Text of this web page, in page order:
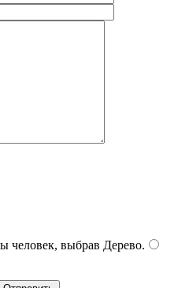
человек, выбрав Дерево.